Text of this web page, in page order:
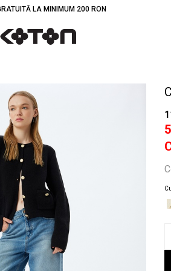
LA MINIMUM 200 RON